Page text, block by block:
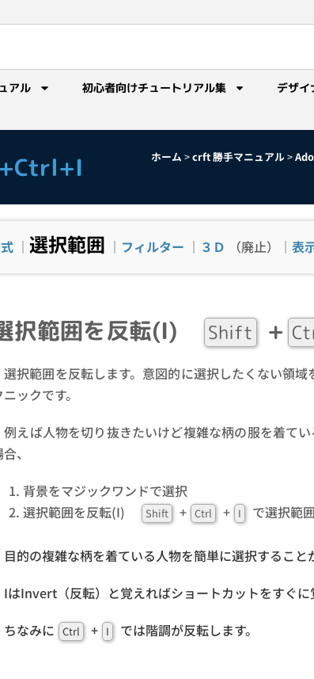
アル 初心者向けチュートリアル集 デザイ
ホーム >crft 勝手マニュアル>
｜ 選択範囲 ｜ フィルター ｜ ３Ｄ （廃止）｜ 表
択範囲を反転(I) Shift +
選択範囲を反転します。意図的に選択したくない領
ックです。
例えば人物を切り抜きたいけど複雑な柄の服を着て
、
背景をマジックワンドで選択
選択範囲を反転(I)
Shift + Ctrl + I で選択範
目的の複雑な柄を着ている人物を簡単に選択すること
IはInvert（反転）と覚えればショートカットをすぐに
ちなみに Ctrl + I では階調が反転します。